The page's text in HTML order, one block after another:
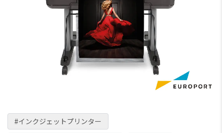
#インクジェットプリンター